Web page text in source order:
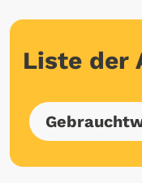
Liste der